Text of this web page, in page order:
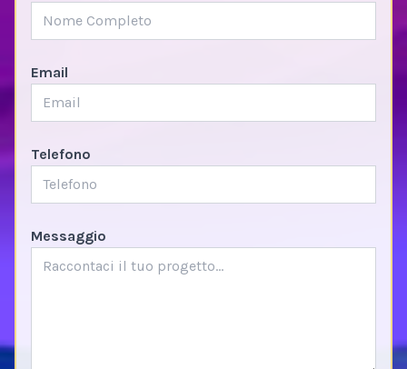
Email
Telefono
Messaggio